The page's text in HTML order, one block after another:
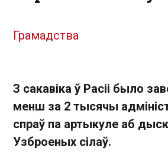
Грамадства
З сакавіка ў Расіі было
менш за 2 тысячы
спраў па артыкуле аб
Узброеных сілаў.